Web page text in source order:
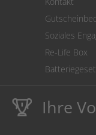
Soziales
Re-Life Box
Ihre